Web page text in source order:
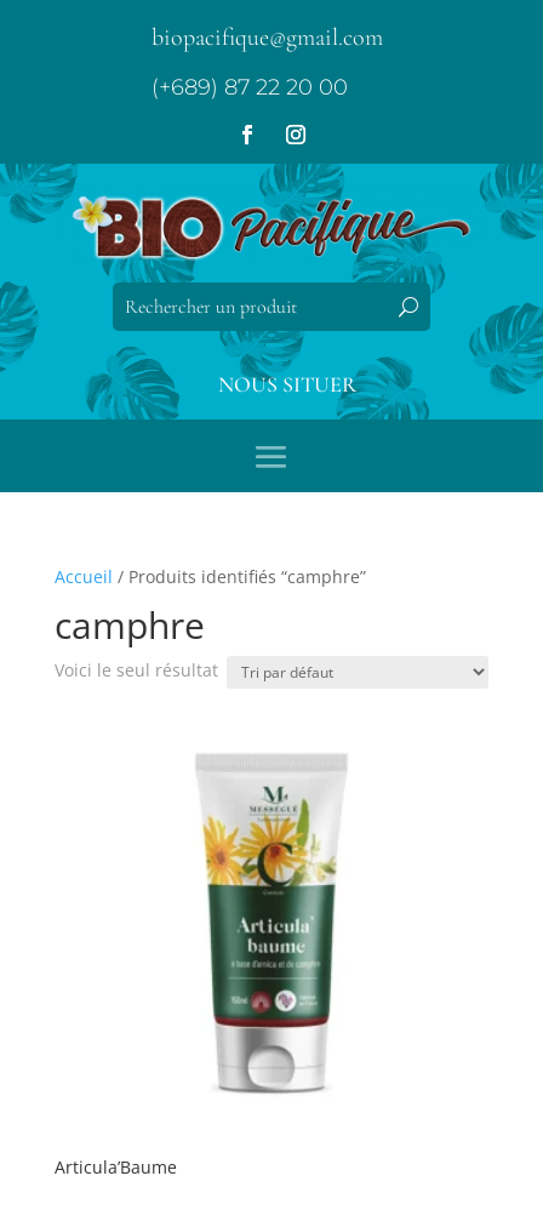
biopacifique@gmail.com
(+689) 87 22 20 00
NOUS SITUER
Accueil / Produits identifiés “camphre”
camphre
Voici le seul résultat
Articula’Baume